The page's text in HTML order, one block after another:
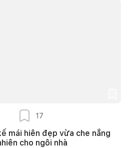
17
mái hiên đẹp vừa che nắng
cho ngôi nhà